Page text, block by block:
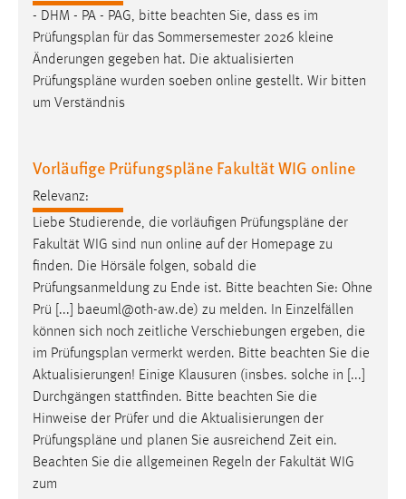
- DHM - PA - PAG, bitte beachten Sie, dass es im
Prüfungsplan für das Sommersemester 2026 kleine
Änderungen gegeben hat. Die aktualisierten
Prüfungspläne wurden soeben online gestellt. Wir bitten
um Verständnis
Vorläufige Prüfungspläne Fakultät WIG online
Relevanz:
Liebe Studierende, die vorläufigen Prüfungspläne der
Fakultät WIG sind nun online auf der Homepage zu
finden. Die Hörsäle folgen, sobald die
Prüfungsanmeldung zu Ende ist. Bitte beachten Sie: Ohne
Prü [...] baeuml@oth-aw.de) zu melden. In Einzelfällen
können sich noch zeitliche Verschiebungen ergeben, die
im Prüfungsplan vermerkt werden. Bitte beachten Sie die
Aktualisierungen! Einige Klausuren (insbes. solche in [...]
Durchgängen stattfinden. Bitte beachten Sie die
Hinweise der Prüfer und die Aktualisierungen der
Prüfungspläne und planen Sie ausreichend Zeit ein.
Beachten Sie die allgemeinen Regeln der Fakultät WIG
zum
Name:
fe_user, be_user, be_lastLoginProvider
Zweck:
Dieser Cookie ist notwendig um sich an der Website
24 Stunden
STATISTIK
Statistik Cookies erfassen Informationen anonym.
Diese Informationen helfen uns zu verstehen, wie
unsere Besucher unsere Website nutzen.
Matomo
Name:
_pk_ref, _pk_cvar, _pk_id, _pk_ses
Zweck:
Zugriffsstatistik